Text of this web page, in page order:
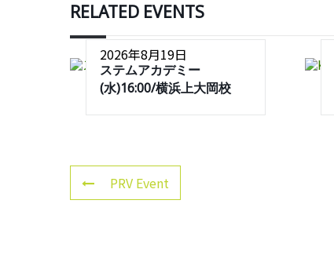
RELATED EVENTS
2026年8月19日
ステムアカデミー
(水)16:00/横浜上大岡校
PRV Event